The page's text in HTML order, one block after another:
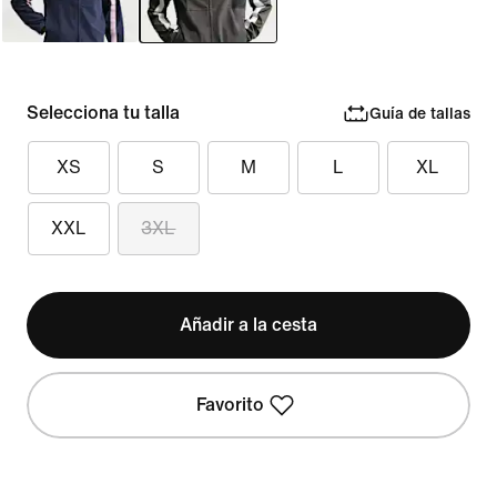
Selecciona tu talla Guía de tallas
XS S M L XL
XXL 3XL
Añadir a la cesta
Favorito